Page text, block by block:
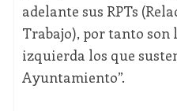
adelante sus RPTs
Trabajo), por tanto son
izquierda los que
Ayuntamiento”.